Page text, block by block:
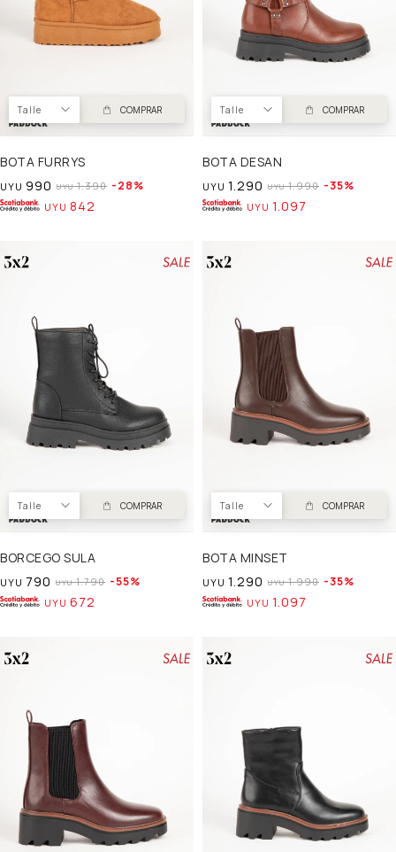
Talle COMPRAR
BOTA FURRYS
UYU 990 UYU 1.390 28
UYU 842
Talle COMPRAR
BOTA DESAN
UYU 1.290 UYU 1.990 35
UYU 1.097
Talle COMPRAR
BORCEGO SULA
UYU 790 UYU 1.790 55
UYU 672
Talle COMPRAR
BOTA MINSET
UYU 1.290 UYU 1.990 35
UYU 1.097